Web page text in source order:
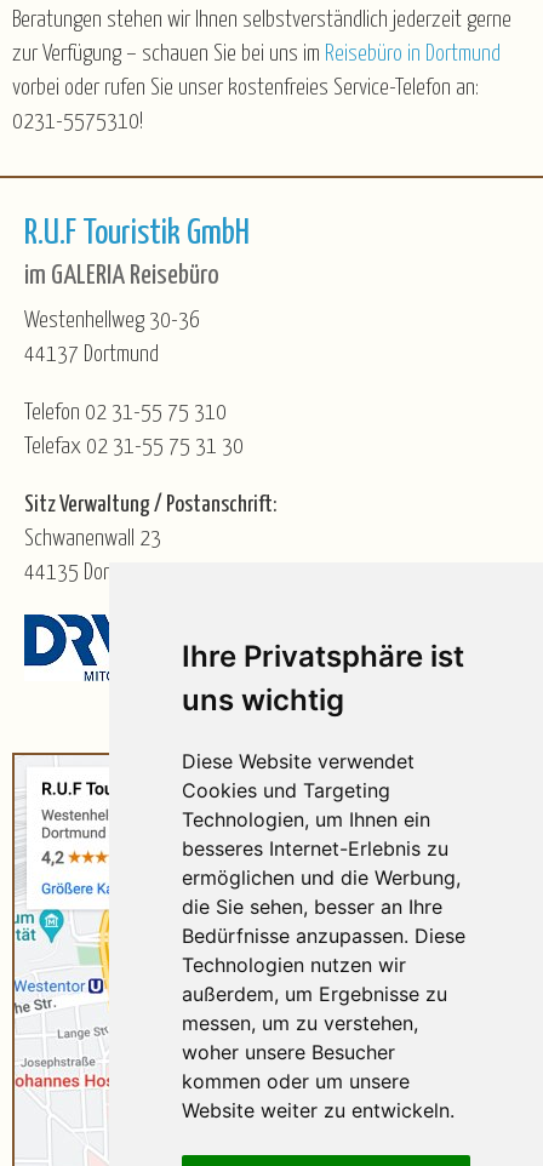
Ihre Privatsphäre ist
uns wichtig
Diese Website verwendet
Cookies und Targeting
Technologien, um Ihnen ein
besseres Internet-Erlebnis zu
ermöglichen und die Werbung,
die Sie sehen, besser an Ihre
Bedürfnisse anzupassen. Diese
Technologien nutzen wir
außerdem, um Ergebnisse zu
messen, um zu verstehen,
woher unsere Besucher
kommen oder um unsere
Website weiter zu entwickeln.
Beratungen stehen wir Ihnen selbstverständlich jederzeit gerne
zur Verfügung – schauen Sie bei uns im Reisebüro in Dortmund
vorbei oder rufen Sie unser kostenfreies Service-Telefon an:
0231-5575310!
R.U.F Touristik GmbH
im GALERIA Reisebüro
Westenhellweg 30-36
44137 Dortmund
Telefon 02 31-55 75 310
Telefax 02 31-55 75 31 30
Sitz Verwaltung / Postanschrift:
Schwanenwall 23
44135 Dortmund